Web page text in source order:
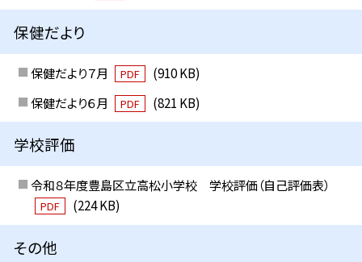
保健だより
保健だより７月 PDF
(910 KB)
保健だより６月
PDF (821 KB)
学校評価
令和８年度豊島区立高松小学校 学校評価（自己評価表）
PDF (224 KB)
その他